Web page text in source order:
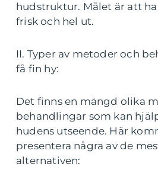
hudstruktur. Målet är att
frisk och hel ut.
II. Typer av metoder och
få fin hy:
Det finns en mängd olika
behandlingar som kan
hudens utseende. Här
presentera några av de
alternativen: